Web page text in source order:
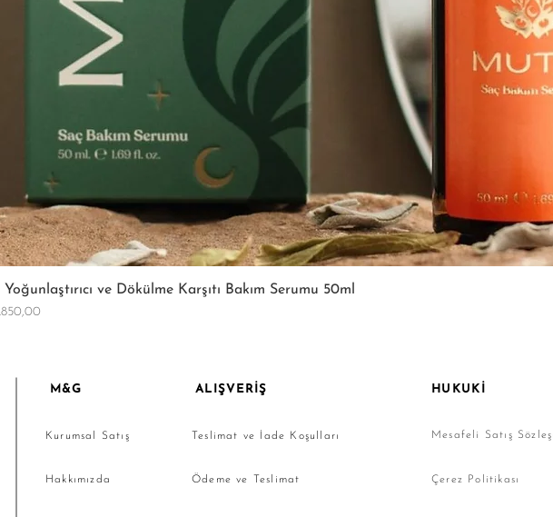
Hızlı Bakış
ve Dökülme Karşıtı Bakım Serumu 50ml
Fiyat
M&G
Kurumsal Satış
ALIŞVERİŞ
Teslimat ve İade Koşulları
Hakkımızda Ödeme ve Teslimat
HUKUKİ
Mesafeli Satış
Çerez Politikası